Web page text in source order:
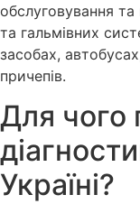
обслуговування та
та гальмівних
засобах,
причепів.
Для чого
Україні?